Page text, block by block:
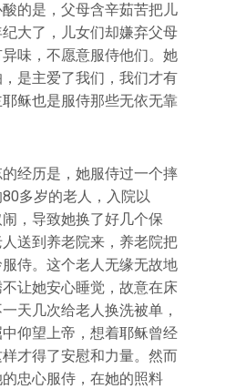
的是，父母含辛茹苦把儿
大了，儿女们却嫌弃父母
味，不愿意服侍他们。她
是主爱了我们，我们才有
稣也是服侍那些无依无靠
经历是，她服侍过一个摔
多岁的老人，入院以
，导致她换了好几个保
送到养老院来，养老院把
侍。这个老人无缘无故地
让她安心睡觉，故意在床
天几次给老人换洗被单，
仰望上帝，想着耶稣曾经
才得了安慰和力量。然而
忠心服侍，在她的照料